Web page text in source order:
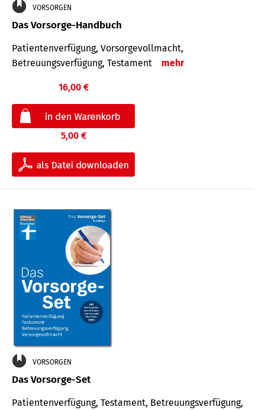
VORSORGEN
Das Vorsorge-Handbuch
Patientenverfügung, Vorsorgevollmacht,
Betreuungsverfügung, Testament
mehr
16,00 €
5,00 €
VORSORGEN
Das Vorsorge-Set
Patienten­ver­fügung, Testa­ment, Be­treuungs­verfü­gung,